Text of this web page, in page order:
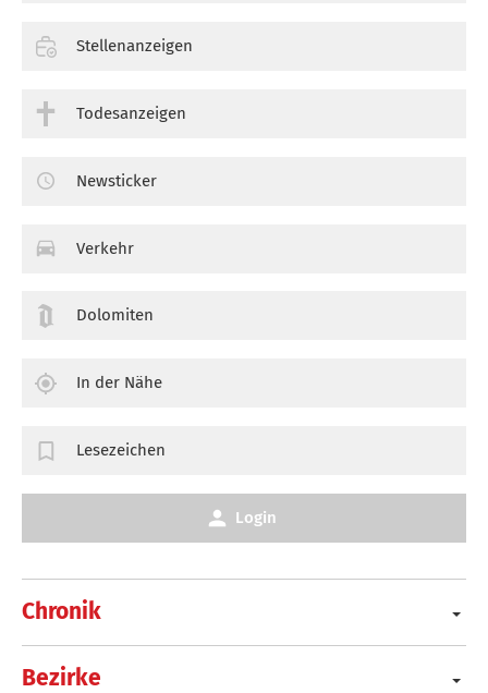
Chronik
Bezirke
Stellenanzeigen
Todesanzeigen
Newsticker
Verkehr
Dolomiten
In der Nähe
Lesezeichen
Login